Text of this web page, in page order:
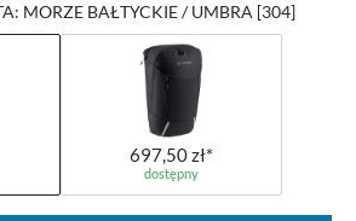
MORZE BAŁTYCKIE / UMBRA [304]
697,50 zł*
dostępny